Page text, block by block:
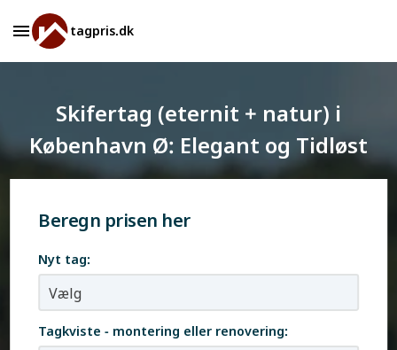
tagpris.dk
Skifertag (eternit + natur) i
København Ø: Elegant og Tidløst
Beregn prisen her
Nyt tag:
Tagkviste - montering eller renovering: